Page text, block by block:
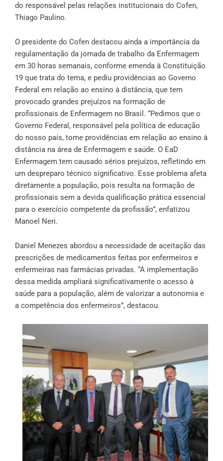
do responsável pelas relações institucionais do Cofen,
Thiago Paulino.
O presidente do Cofen destacou ainda a importância da
regulamentação da jornada de trabalho da Enfermagem
em 30 horas semanais, conforme emenda à Constituição
19 que trata do tema, e pediu providências ao Governo
Federal em relação ao ensino à distância, que tem
provocado grandes prejuízos na formação de
profissionais de Enfermagem no Brasil. “Pedimos que o
Governo Federal, responsável pela política de educação
do nosso país, tome providências em relação ao ensino à
distância na área de Enfermagem e saúde. O EaD
Enfermagem tem causado sérios prejuízos, refletindo em
um despreparo técnico significativo. Esse problema afeta
diretamente a população, pois resulta na formação de
profissionais sem a devida qualificação prática essencial
para o exercício competente da profissão”, enfatizou
Manoel Neri.
Daniel Menezes abordou a necessidade de aceitação das
prescrições de medicamentos feitas por enfermeiros e
enfermeiras nas farmácias privadas. “A implementação
dessa medida ampliará significativamente o acesso à
saúde para a população, além de valorizar a autonomia e
a competência dos enfermeiros”, destacou.